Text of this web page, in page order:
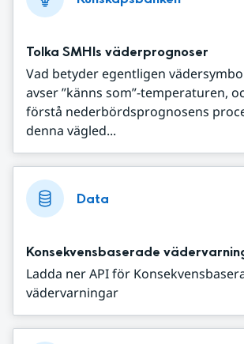
Tolka SMHIs väderprognoser
Vad betyder egentligen
avser ”känns som”-temperaturen,
förstå nederbördsprognosens
denna vägled...
Data
Konsekvensbaserade
Ladda ner API för
vädervarningar